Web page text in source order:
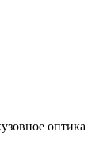
оптика